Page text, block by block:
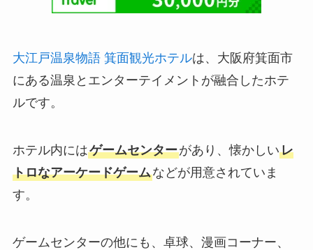
大江戸温泉物語 箕面観光ホテルは、大阪府箕面市
にある温泉とエンターテイメントが融合したホテ
ルです。
ホテル内にはゲームセンターがあり、懐かしいレ
トロなアーケードゲームなどが用意されていま
す。
ゲームセンターの他にも、卓球、漫画コーナー、